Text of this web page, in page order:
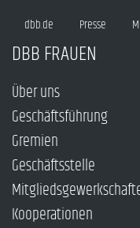
dbb.de Presse
DBB FRAUEN
Über uns
Geschäftsführung
Gremien
Geschäftsstelle
Kooperationen